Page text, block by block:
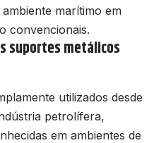
marítimo em
convencionais.
suportes metálicos
utilizados desde
petrolífera,
em ambientes de